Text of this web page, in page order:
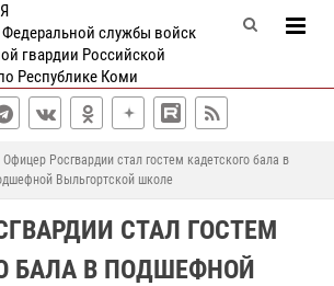
службы войск
гвардии Российской
Республике Коми
Офицер Росгвардии стал гостем кадетского бала в
Выльгортской школе
СТАЛ ГОСТЕМ
БАЛА В ПОДШЕФНОЙ